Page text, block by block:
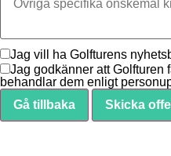
Jag vill ha Golfturens
Jag godkänner att Golfturen
behandlar dem enligt
Gå tillbaka
Skicka